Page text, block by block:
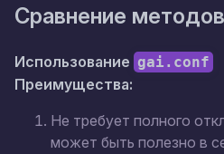
Сравнение методов
Использование gai.conf
Преимущества:
Не требует полного
может быть полезно в